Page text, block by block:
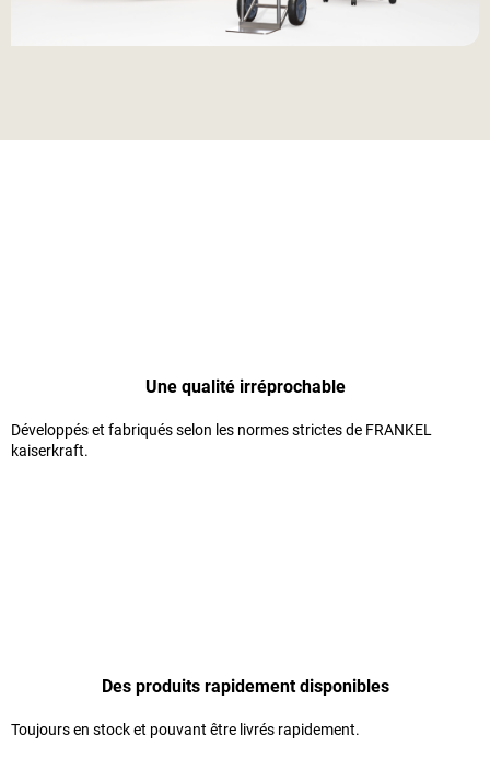
Une qualité irréprochable
Développés et fabriqués selon les normes strictes de FRANKEL
kaiserkraft.
Des produits rapidement disponibles
Toujours en stock et pouvant être livrés rapidement.